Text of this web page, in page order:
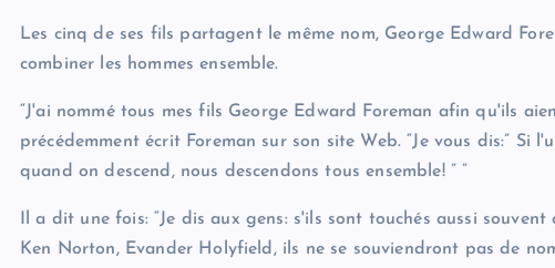
Les cinq de ses fils partagent le même nom, George Edward
combiner les hommes ensemble.
“J'ai nommé tous mes fils George Edward Foreman afin qu'ils
précédemment écrit Foreman sur son site Web. “Je vous dis:” Si
quand on descend, nous descendons tous ensemble! ” ”
Il a dit une fois: “Je dis aux gens: s'ils sont touchés aussi
Ken Norton, Evander Holyfield, ils ne se souviendront pas de